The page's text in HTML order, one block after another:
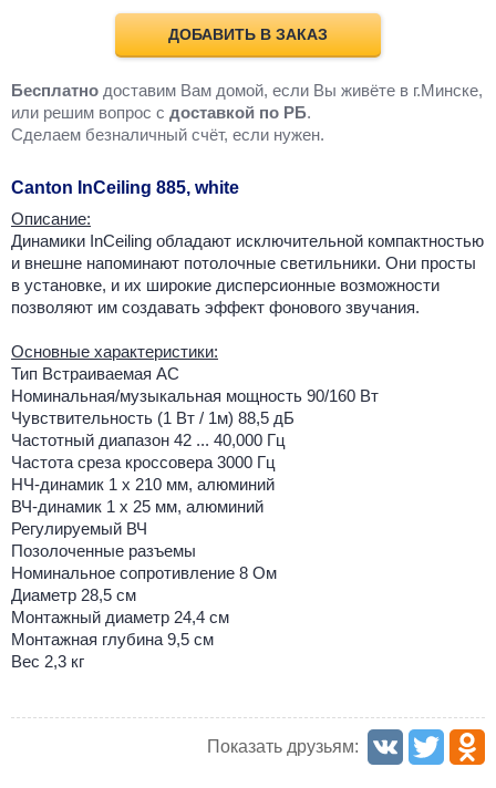
ДОБАВИТЬ В ЗАКАЗ
Бесплатно доставим Вам домой, если Вы живёте в г.Минске,
или решим вопрос с доставкой по РБ.
Cделаем безналичный счёт, если нужен.
Canton InCeiling 885, white
Описание:
Динамики InCeiling обладают исключительной компактностью
и внешне напоминают потолочные светильники. Они просты
в установке, и их широкие дисперсионные возможности
позволяют им создавать эффект фонового звучания.
Основные характеристики:
Тип Встраиваемая АС
Номинальная/музыкальная мощность 90/160 Вт
Чувствительность (1 Вт / 1м) 88,5 дБ
Частотный диапазон 42 ... 40,000 Гц
Частота среза кроссовера 3000 Гц
НЧ-динамик 1 х 210 мм, алюминий
ВЧ-динамик 1 х 25 мм, алюминий
Регулируемый ВЧ
Позолоченные разъемы
Номинальное сопротивление 8 Ом
Диаметр 28,5 см
Монтажный диаметр 24,4 см
Монтажная глубина 9,5 см
Вес 2,3 кг
Показать друзьям: